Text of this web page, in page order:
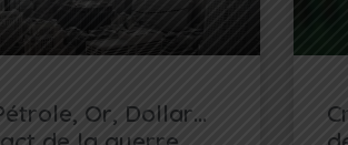
Or, Dollar…